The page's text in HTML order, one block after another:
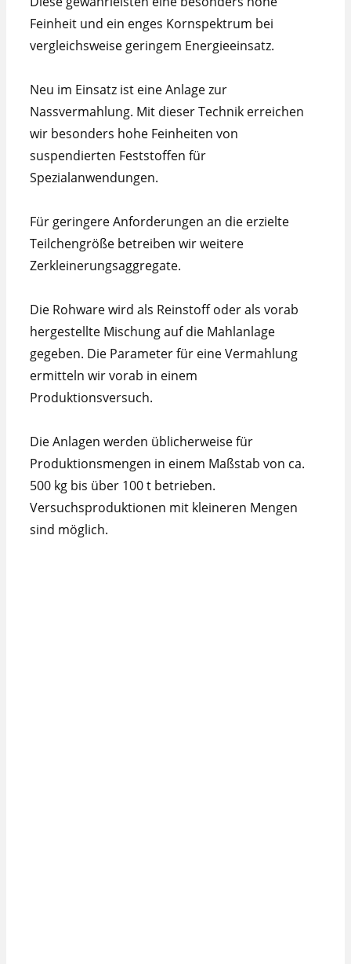
Feinheit und ein enges Kornspektrum bei
vergleichsweise geringem Energieeinsatz.
Neu im Einsatz ist eine Anlage zur
Nassvermahlung. Mit dieser Technik erreichen
wir besonders hohe Feinheiten von
suspendierten Feststoffen für
Spezialanwendungen.
Für geringere Anforderungen an die erzielte
Teilchengröße betreiben wir weitere
Zerkleinerungsaggregate.
Die Rohware wird als Reinstoff oder als vorab
hergestellte Mischung auf die Mahlanlage
gegeben. Die Parameter für eine Vermahlung
ermitteln wir vorab in einem
Produktionsversuch.
Die Anlagen werden üblicherweise für
Produktionsmengen in einem Maßstab von ca.
500 kg bis über 100 t betrieben.
Versuchsproduktionen mit kleineren Mengen
sind möglich.